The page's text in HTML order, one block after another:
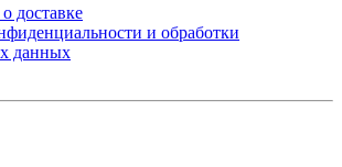
доставке
и обработки
данных